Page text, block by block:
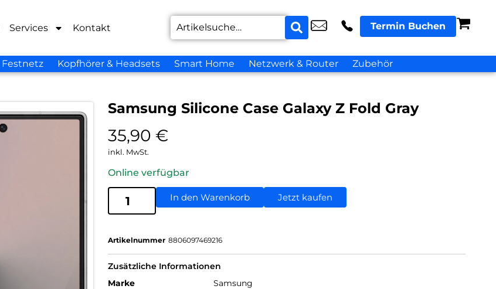
Services Kontakt Termin Buchen
Festnetz Kopfhörer & Headsets Smart Home Netzwerk & Router Zubehör
Samsung Silicone Case Galaxy Z Fold Gray
35,90 €
inkl. MwSt.
Online verfügbar
In den Warenkorb Jetzt kaufen
Artikelnummer 8806097469216
Zusätzliche Informationen
Marke
Samsung